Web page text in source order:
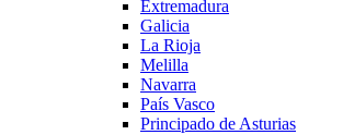
Extremadura
Galicia
La Rioja
Melilla
Navarra
País Vasco
Principado de Asturias